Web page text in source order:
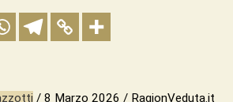
/ 8 Marzo 2026 / RagionVeduta.it